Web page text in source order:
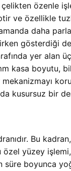
özenle
ve özellikle
daha
gösterdiği
yer alan
kasa boyutu,
kusursuz bir
Bu kadran,
özel yüzey
boyunca